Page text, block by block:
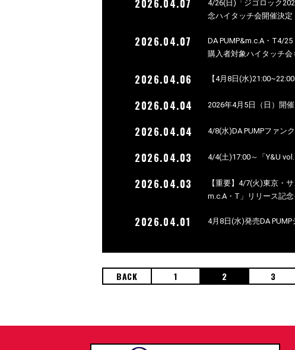
2026.04.07
4/26(日)「ジゴロック
念ハイタッチ会開催決定
2026.04.07
DA PUMP&m.c.A・T4/
購入者対象ハイタッチ
2026.04.06 【4月8日(水
2026.04.04 2026年4月5日（日）開
2026.04.04 4/8(水)DA PUMPファン
2026.04.03 4/4(土)17:00～「Y&U
2026.04.03
【重要】4/7(火)東京・
m.c.A・T」リリース記念
2026.04.01 4月8日(水)発売DA
BACK 1 2 3